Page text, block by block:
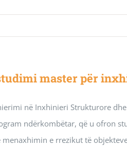
master për
në Inxhinieri Strukturore
ndërkombëtar, që u ofron
e rrezikut të